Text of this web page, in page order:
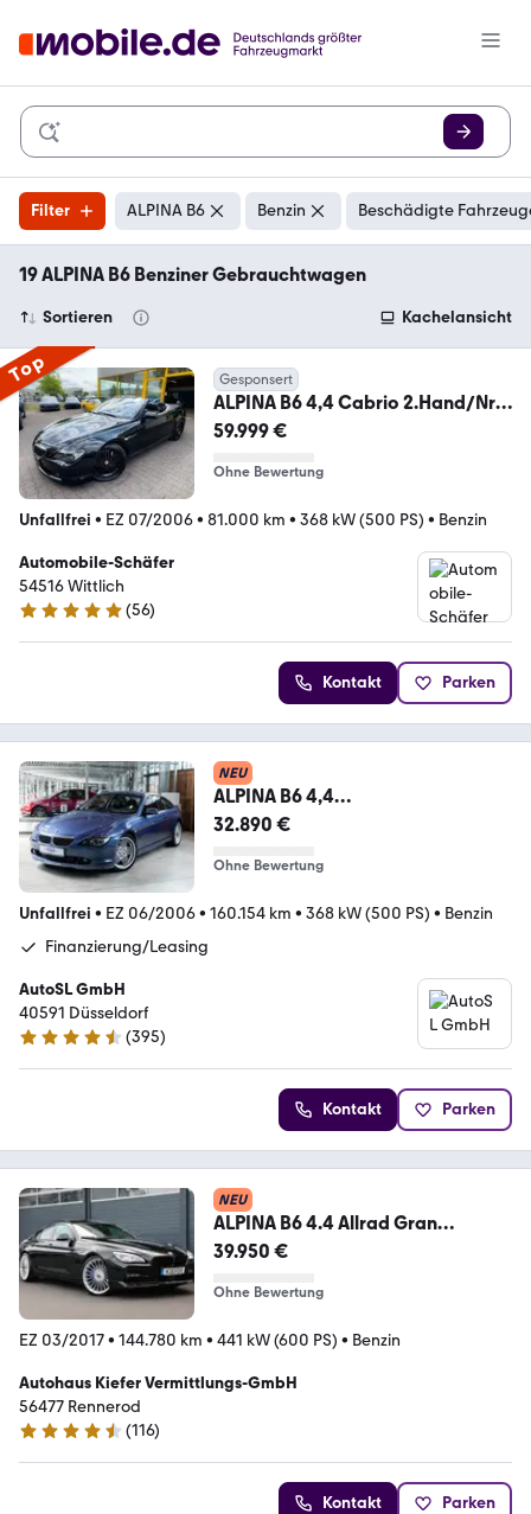
Filter ALPINA B6 Benzin Beschädigte
19 ALPINA B6 Benziner Gebrauchtwagen
Sortieren Kachelansicht
Top Gesponsert
ALPINA B6 4,4 Cabrio 2.Hand/Nr.
16/80/
59.999 €
Ohne Bewertung
Unfallfrei • EZ 07/2006• 81.000 km • 368 kW (500 PS) • Benzin
Automobile-Schäfer
54516 Wittlich
4.9 Sterne
(56)
Kontakt Parken
NEU
ALPINA B6 4,4
Coupe|DE|Memory|Sitzheizung
32.890 €
Ohne Bewertung
Unfallfrei • EZ 06/2006• 160.154 km • 368 kW (500 PS) • Benzin
Finanzierung/Leasing
AutoSL GmbH
40591 Düsseldorf
4.3 Sterne
(395)
Kontakt Parken
NEU
ALPINA B6 4.4 Allrad Gran
Coupé/HUD/B&O/360/Massage/
39.950 €
Ohne Bewertung
EZ 03/2017• 144.780 km • 441 kW (600 PS) • Benzin
Autohaus Kiefer Vermittlungs-GmbH
56477 Rennerod
4.6 Sterne
(116)
Kontakt Parken